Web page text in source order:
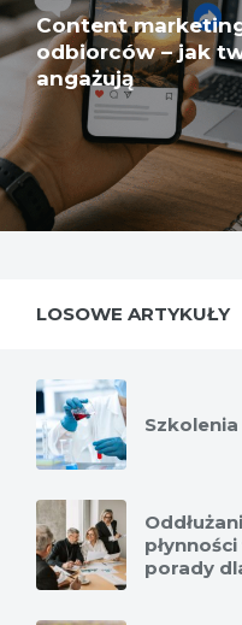
Content
odbiorców – jak
angażują
LOSOWE ARTYKUŁY
porady